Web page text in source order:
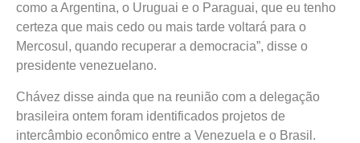
como a Argentina, o Uruguai e o Paraguai, que eu tenho
certeza que mais cedo ou mais tarde voltará para o
Mercosul, quando recuperar a democracia”, disse o
presidente venezuelano.
Chávez disse ainda que na reunião com a delegação
brasileira ontem foram identificados projetos de
intercâmbio econômico entre a Venezuela e o Brasil.